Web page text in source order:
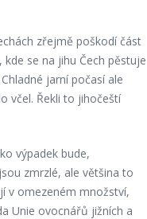
zřejmě poškodí část
se na jihu Čech pěstuje
jarní počasí ale
včel. Řekli to jihočeští
výpadek bude,
zmrzlé, ale většina to
v omezeném množství,
Unie ovocnářů jižních a